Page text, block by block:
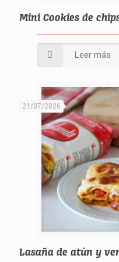
Mini Cookies de
Leer más
21/07/2026
Lasaña de atún y